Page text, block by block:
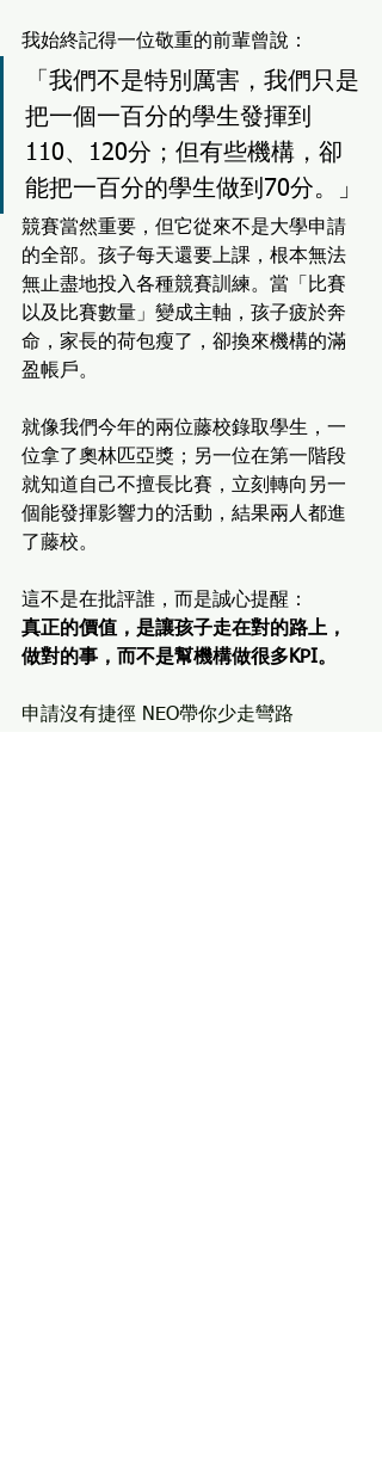
我始終記得一位敬重的前輩曾說：
「我們不是特別厲害，我們只是
把一個一百分的學生發揮到
110、120分；但有些機構，卻
能把一百分的學生做到70分。」
競賽當然重要，但它從來不是大學申請
的全部。孩子每天還要上課，根本無法
無止盡地投入各種競賽訓練。當「比賽
以及比賽數量」變成主軸，孩子疲於奔
命，家長的荷包瘦了，卻換來機構的滿
盈帳戶。
就像我們今年的兩位藤校錄取學生，一
位拿了奧林匹亞獎；另一位在第一階段
就知道自己不擅長比賽，立刻轉向另一
個能發揮影響力的活動，結果兩人都進
了藤校。
這不是在批評誰，而是誠心提醒：
真正的價值，是讓孩子走在對的路上，
做對的事，而不是幫機構做很多KPI。
申請沒有捷徑 NEO帶你少走彎路